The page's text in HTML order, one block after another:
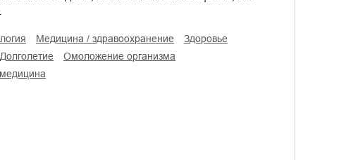
медицина / здравоохранение
здоровье
долголетие
омоложение организма
медицина